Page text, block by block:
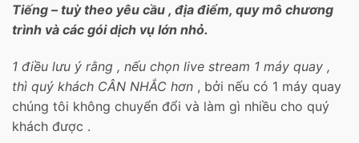
Tiếng – tuỳ theo yêu cầu , địa điểm, quy mô chương
trình và các gói dịch vụ lớn nhỏ.
1 điều lưu ý rằng , nếu chọn live stream 1 máy quay ,
thì quý khách CÂN NHẮC hơn , bởi nếu có 1 máy quay
chúng tôi không chuyển đổi và làm gì nhiều cho quý
khách được .